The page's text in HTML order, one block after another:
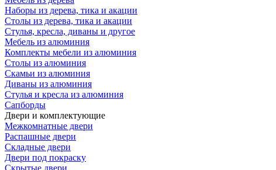
Наборы из дерева, тика и акации
Столы из дерева, тика и акации
Стулья, кресла, диваны и другое
Мебель из алюминия
Комплекты мебели из алюминия
Столы из алюминия
Скамьи из алюминия
Диваны из алюминия
Стулья и кресла из алюминия
Сапборды
Двери и комплектующие
Межкомнатные двери
Распашные двери
Складные двери
Двери под покраску
Скрытые двери